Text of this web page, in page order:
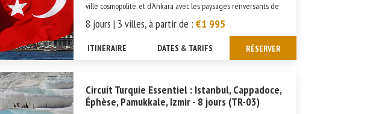
ville cosmopolite, et d’Ankara avec les paysages renversants de
la Cappadoce. Le voyage commence à Istanbul, une ville très
étendue qui appartient à deux continents : l’Europe et l&rs...
8 jours | 3 villes, à partir de :€1 995
ITINÉRAIRE DATES & TARIFS RÉSERVER
Circuit Turquie Essentiel : Istanbul, Cappadoce,
Éphèse, Pamukkale, Izmir - 8 jours (TR-03)